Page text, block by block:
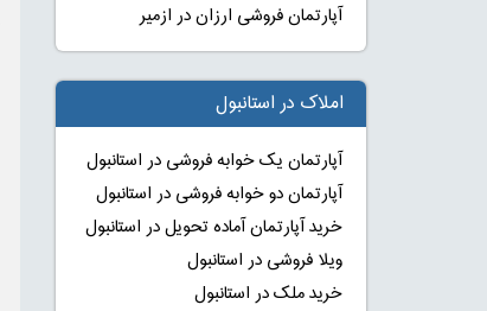
آپارتمان فروشی ارزان در ازمیر
املاک در استانبول
آپارتمان یک خوابه فروشی در استانبول
آپارتمان دو خوابه فروشی در استانبول
خرید آپارتمان آماده تحویل در استانبول
ویلا فروشی در استانبول
خرید ملک در استانبول